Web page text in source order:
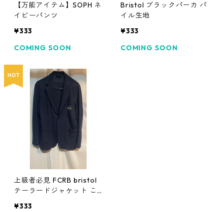
【万能アイテム】SOPH ネ
イビーパンツ
¥333
COMING SOON
Bristol ブラックパーカ パ
イル生地
¥333
COMING SOON
上級者必見 FCRB bristol
テーラードジャケット こ
¥333